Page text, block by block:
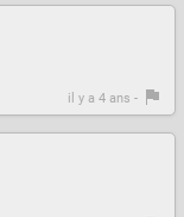
il y a 4 ans -